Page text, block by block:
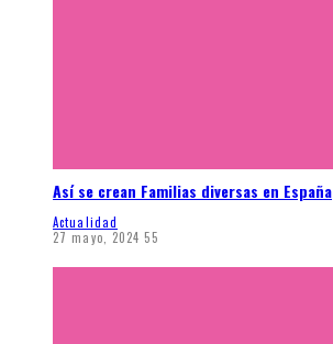
Así se crean Familias diversas en España
Actualidad
27 mayo, 2024 55